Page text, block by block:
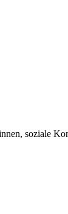
soziale